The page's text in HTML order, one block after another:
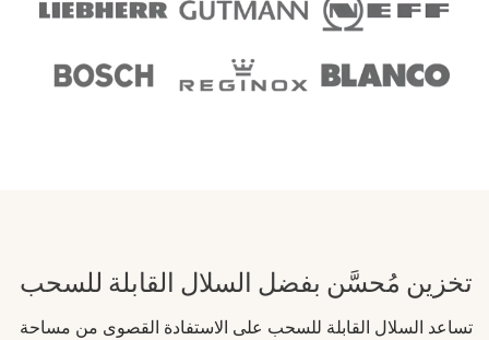
تخزين مُحسَّن بفضل السلال القابلة للسحب
تساعد السلال القابلة للسحب على الاستفادة القصوى من مساحة